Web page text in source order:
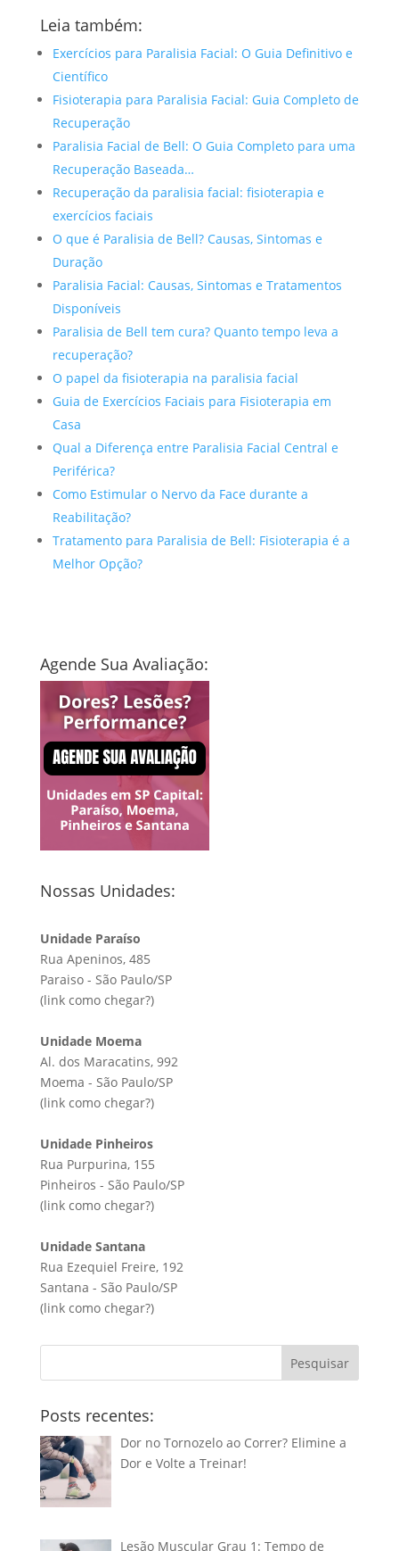
Leia também:
Exercícios para Paralisia Facial: O Guia Definitivo e
Científico
Fisioterapia para Paralisia Facial: Guia Completo de
Recuperação
Paralisia Facial de Bell: O Guia Completo para uma
Recuperação Baseada…
Recuperação da paralisia facial: fisioterapia e
exercícios faciais
O que é Paralisia de Bell? Causas, Sintomas e
Duração
Paralisia Facial: Causas, Sintomas e Tratamentos
Disponíveis
Paralisia de Bell tem cura? Quanto tempo leva a
recuperação?
O papel da fisioterapia na paralisia facial
Guia de Exercícios Faciais para Fisioterapia em
Casa
Qual a Diferença entre Paralisia Facial Central e
Periférica?
Como Estimular o Nervo da Face durante a
Reabilitação?
Tratamento para Paralisia de Bell: Fisioterapia é a
Melhor Opção?
Agende Sua Avaliação:
Nossas Unidades:
Unidade Paraíso
Rua Apeninos, 485
Paraiso - São Paulo/SP
(link como chegar?)
Unidade Moema
Al. dos Maracatins, 992
Moema - São Paulo/SP
(link como chegar?)
Unidade Pinheiros
Rua Purpurina, 155
Pinheiros - São Paulo/SP
(link como chegar?)
Unidade Santana
Rua Ezequiel Freire, 192
Santana - São Paulo/SP
(link como chegar?)
Pesquisar
Posts recentes:
Dor no Tornozelo ao Correr? Elimine a
Dor e Volte a Treinar!
Lesão Muscular Grau 1: Tempo de